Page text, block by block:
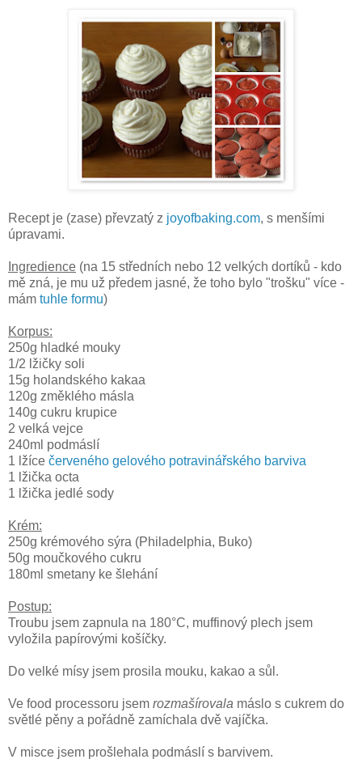
Recept je (zase) převzatý z joyofbaking.com, s menšími
úpravami.
Ingredience (na 15 středních nebo 12 velkých dortíků - kdo
mě zná, je mu už předem jasné, že toho bylo "trošku" více -
mám tuhle formu)
Korpus:
250g hladké mouky
1/2 lžičky soli
15g holandského kakaa
120g změklého másla
140g cukru krupice
2 velká vejce
240ml podmáslí
1 lžíce červeného gelového potravinářského barviva
1 lžička octa
1 lžička jedlé sody
Krém:
250g krémového sýra (Philadelphia, Buko)
50g moučkového cukru
180ml smetany ke šlehání
Postup:
Troubu jsem zapnula na 180°C, muffinový plech jsem
vyložila papírovými košíčky.
Do velké mísy jsem prosila mouku, kakao a sůl.
Ve food processoru jsem rozmašírovala máslo s cukrem do
světlé pěny a pořádně zamíchala dvě vajíčka.
V misce jsem prošlehala podmáslí s barvivem.